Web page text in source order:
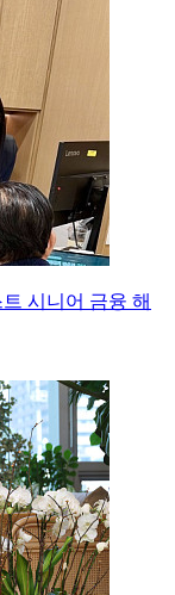
시니어 금융 해